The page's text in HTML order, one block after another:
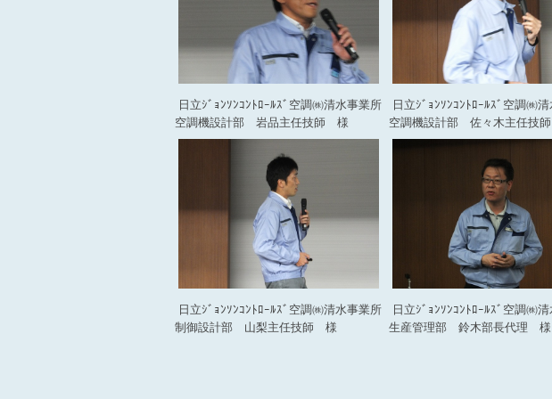
日立ｼﾞｮﾝｿﾝｺﾝﾄﾛｰﾙｽﾞ空調㈱清水事業所
空調機設計部 岩品主任技師 様
日立ｼﾞｮﾝｿﾝｺﾝﾄﾛｰﾙｽﾞ空調㈱
空調機設計部 佐々木主任技
日立ｼﾞｮﾝｿﾝｺﾝﾄﾛｰﾙｽﾞ空調㈱清水事業所
制御設計部 山梨主任技師 様
日立ｼﾞｮﾝｿﾝｺﾝﾄﾛｰﾙｽﾞ空調㈱
生産管理部 鈴木部長代理 様